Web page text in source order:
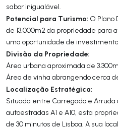
sabor inigualável.
Potencial para Turismo: O Plano
de 13.000m2 da propriedade para
uma oportunidade de
Divisão da Propriedade:
Área urbana aproximada de
Área de vinha abrangendo cerca
Localização Estratégica:
Situada entre Carregado e Arruda
autoestradas A1 e A10, esta
de 30 minutos de Lisboa. A sua